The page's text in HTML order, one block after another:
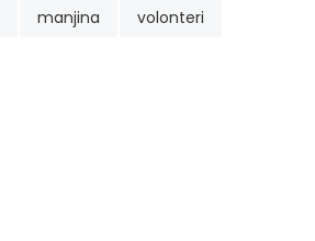
manjina volonteri